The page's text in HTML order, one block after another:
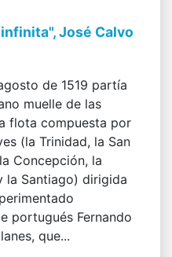
José Calvo
de 1519 partía
muelle de las
flota compuesta por
(la Trinidad, la San
Concepción, la
la Santiago) dirigida
portugués Fernando
que...